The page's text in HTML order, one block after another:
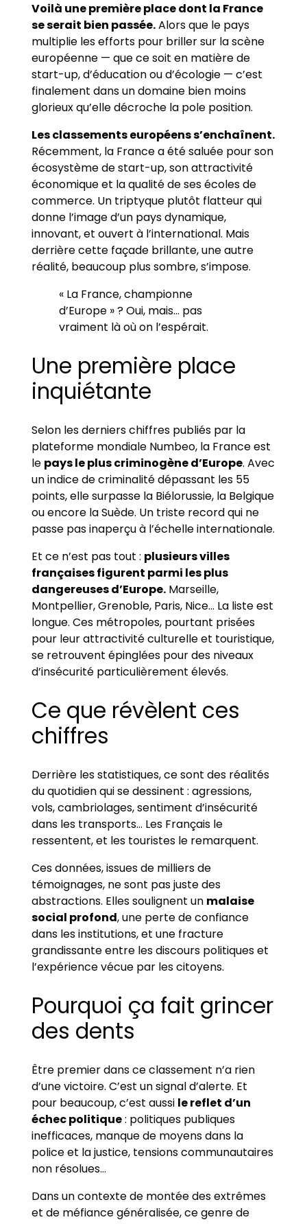
Voilà une première place dont la France
se serait bien passée.Alors que le pays
multiplie les efforts pour briller sur la scène
européenne — que ce soit en matière de
start-up, d’éducation ou d’écologie — c’est
finalement dans un domaine bien moins
glorieux qu’elle décroche la pole position.
Les classements européens s’enchaînent.
Récemment, la France a été saluée pour son
écosystème de start-up, son attractivité
économique et la qualité de ses écoles de
commerce. Un triptyque plutôt flatteur qui
donne l’image d’un pays dynamique,
innovant, et ouvert à l’international. Mais
derrière cette façade brillante, une autre
réalité, beaucoup plus sombre, s’impose.
« La France, championne
d’Europe » ? Oui, mais… pas
vraiment là où on l’espérait.
Une première place
inquiétante
Selon les derniers chiffres publiés par la
plateforme mondiale Numbeo, la France est
le pays le plus criminogène d’Europe. Avec
un indice de criminalité dépassant les 55
points, elle surpasse la Biélorussie, la Belgique
ou encore la Suède. Un triste record qui ne
passe pas inaperçu à l’échelle internationale.
Et ce n’est pas tout : plusieurs villes
françaises figurent parmi les plus
dangereuses d’Europe. Marseille,
Montpellier, Grenoble, Paris, Nice… La liste est
longue. Ces métropoles, pourtant prisées
pour leur attractivité culturelle et touristique,
se retrouvent épinglées pour des niveaux
d’insécurité particulièrement élevés.
Ce que révèlent ces
chiffres
Derrière les statistiques, ce sont des réalités
du quotidien qui se dessinent : agressions,
vols, cambriolages, sentiment d’insécurité
dans les transports… Les Français le
ressentent, et les touristes le remarquent.
Ces données, issues de milliers de
témoignages, ne sont pas juste des
abstractions. Elles soulignent un malaise
social profond, une perte de confiance
dans les institutions, et une fracture
grandissante entre les discours politiques et
l’expérience vécue par les citoyens.
Pourquoi ça fait grincer
des dents
Être premier dans ce classement n’a rien
d’une victoire. C’est un signal d’alerte. Et
pour beaucoup, c’est aussi le reflet d’un
échec politique: politiques publiques
inefficaces, manque de moyens dans la
police et la justice, tensions communautaires
non résolues…
Dans un contexte de montée des extrêmes
et de méfiance généralisée, ce genre de